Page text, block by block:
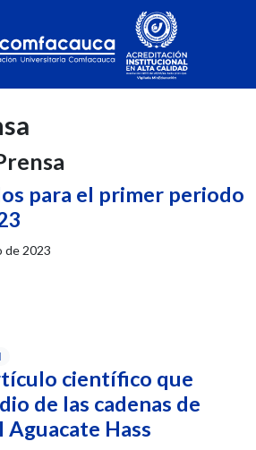
para el primer periodo
de 2023
becados para el primer periodo
científico que
de las cadenas de
Hass